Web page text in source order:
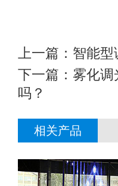
上一篇： 智能型
下一篇： 雾化调
吗？
相关产品